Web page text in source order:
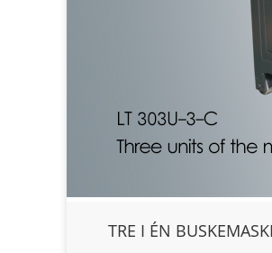
TRE I ÉN